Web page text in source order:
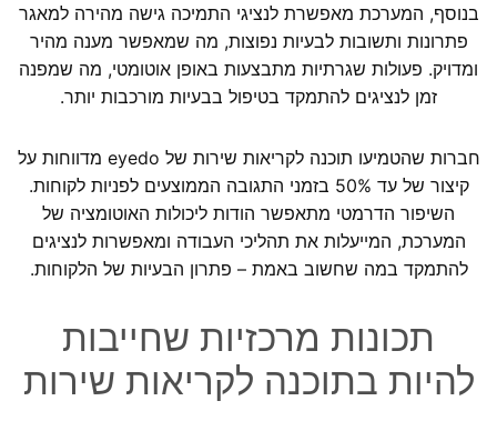
בנוסף, המערכת מאפשרת לנציגי התמיכה גישה מהירה למאגר
פתרונות ותשובות לבעיות נפוצות, מה שמאפשר מענה מהיר
ומדויק. פעולות שגרתיות מתבצעות באופן אוטומטי, מה שמפנה
זמן לנציגים להתמקד בטיפול בבעיות מורכבות יותר.
חברות שהטמיעו תוכנה לקריאות שירות של eyedo מדווחות על
קיצור של עד 50% בזמני התגובה הממוצעים לפניות לקוחות.
השיפור הדרמטי מתאפשר הודות ליכולות האוטומציה של
המערכת, המייעלות את תהליכי העבודה ומאפשרות לנציגים
להתמקד במה שחשוב באמת – פתרון הבעיות של הלקוחות.
תכונות מרכזיות שחייבות
להיות בתוכנה לקריאות שירות